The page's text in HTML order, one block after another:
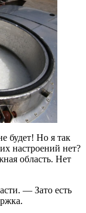
будет! Но я так
настроений нет?
область. Нет
— Зато есть